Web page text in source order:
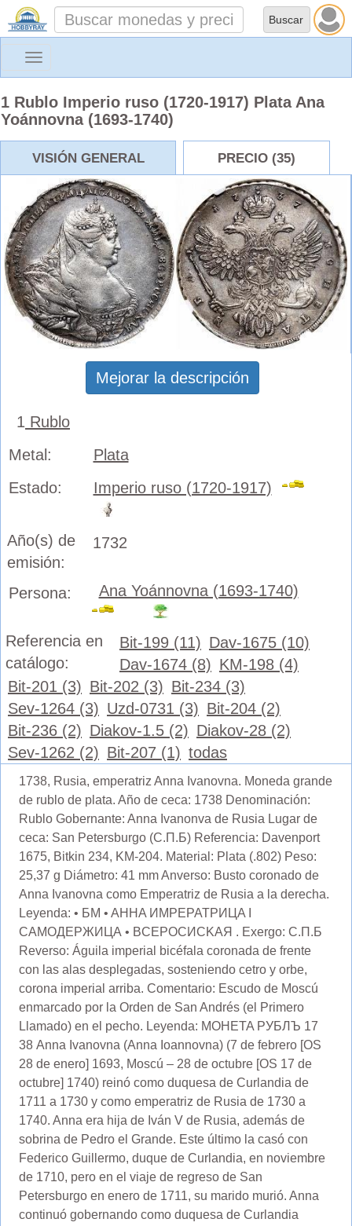
Toggle
1 Rublo Imperio ruso (1720-1917) Plata Ana
Yoánnovna (1693-1740)
VISIÓN GENERAL PRECIO (35)
Mejorar la descripción
1 Rublo
Metal:
Plata
Estado:
Imperio ruso (1720-1917)
Año(s) de
emisión:
1732
Persona: Ana Yoánnovna (1693-1740)
Referencia en
catálogo:
Bit-199 (11) Dav-1675 (10)
Dav-1674 (8) KM-198 (4)
Bit-201 (3) Bit-202 (3) Bit-234 (3)
Sev-1264 (3) Uzd-0731 (3) Bit-204 (2)
Bit-236 (2) Diakov-1.5 (2) Diakov-28 (2)
Sev-1262 (2) Bit-207 (1) todas
1738, Rusia, emperatriz Anna Ivanovna. Moneda grande
de rublo de plata. Año de ceca: 1738 Denominación:
Rublo Gobernante: Anna Ivanonva de Rusia Lugar de
ceca: San Petersburgo (С.П.Б) Referencia: Davenport
1675, Bitkin 234, KM-204. Material: Plata (.802) Peso:
25,37 g Diámetro: 41 mm Anverso: Busto coronado de
Anna Ivanovna como Emperatriz de Rusia a la derecha.
Leyenda: • БM • AHHA ИMРEPATPИЦA I
CAMOДEPЖИЦА • BCEPOCИCKAЯ . Exergo: С.П.Б
Reverso: Águila imperial bicéfala coronada de frente
con las alas desplegadas, sosteniendo cetro y orbe,
corona imperial arriba. Comentario: Escudo de Moscú
enmarcado por la Orden de San Andrés (el Primero
Llamado) en el pecho. Leyenda: MOHETA PУБЛЪ 17
38 Anna Ivanovna (Anna Ioannovna) (7 de febrero [OS
28 de enero] 1693, Moscú – 28 de octubre [OS 17 de
octubre] 1740) reinó como duquesa de Curlandia de
1711 a 1730 y como emperatriz de Rusia de 1730 a
1740. Anna era hija de Iván V de Rusia, además de
sobrina de Pedro el Grande. Este último la casó con
Federico Guillermo, duque de Curlandia, en noviembre
de 1710, pero en el viaje de regreso de San
Petersburgo en enero de 1711, su marido murió. Anna
continuó gobernando como duquesa de Curlandia